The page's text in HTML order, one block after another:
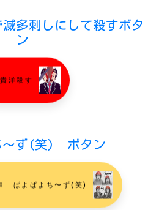
多刺しにして殺すボタ
ン
洋殺す
〜ず(笑) ボタン
ぱよぱよち〜ず(笑)